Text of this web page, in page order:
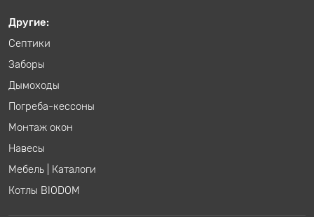
Другие:
Септики
Заборы
Дымоходы
Погреба-кессоны
Монтаж окон
Навесы
Мебель
Каталоги
Котлы BIODOM